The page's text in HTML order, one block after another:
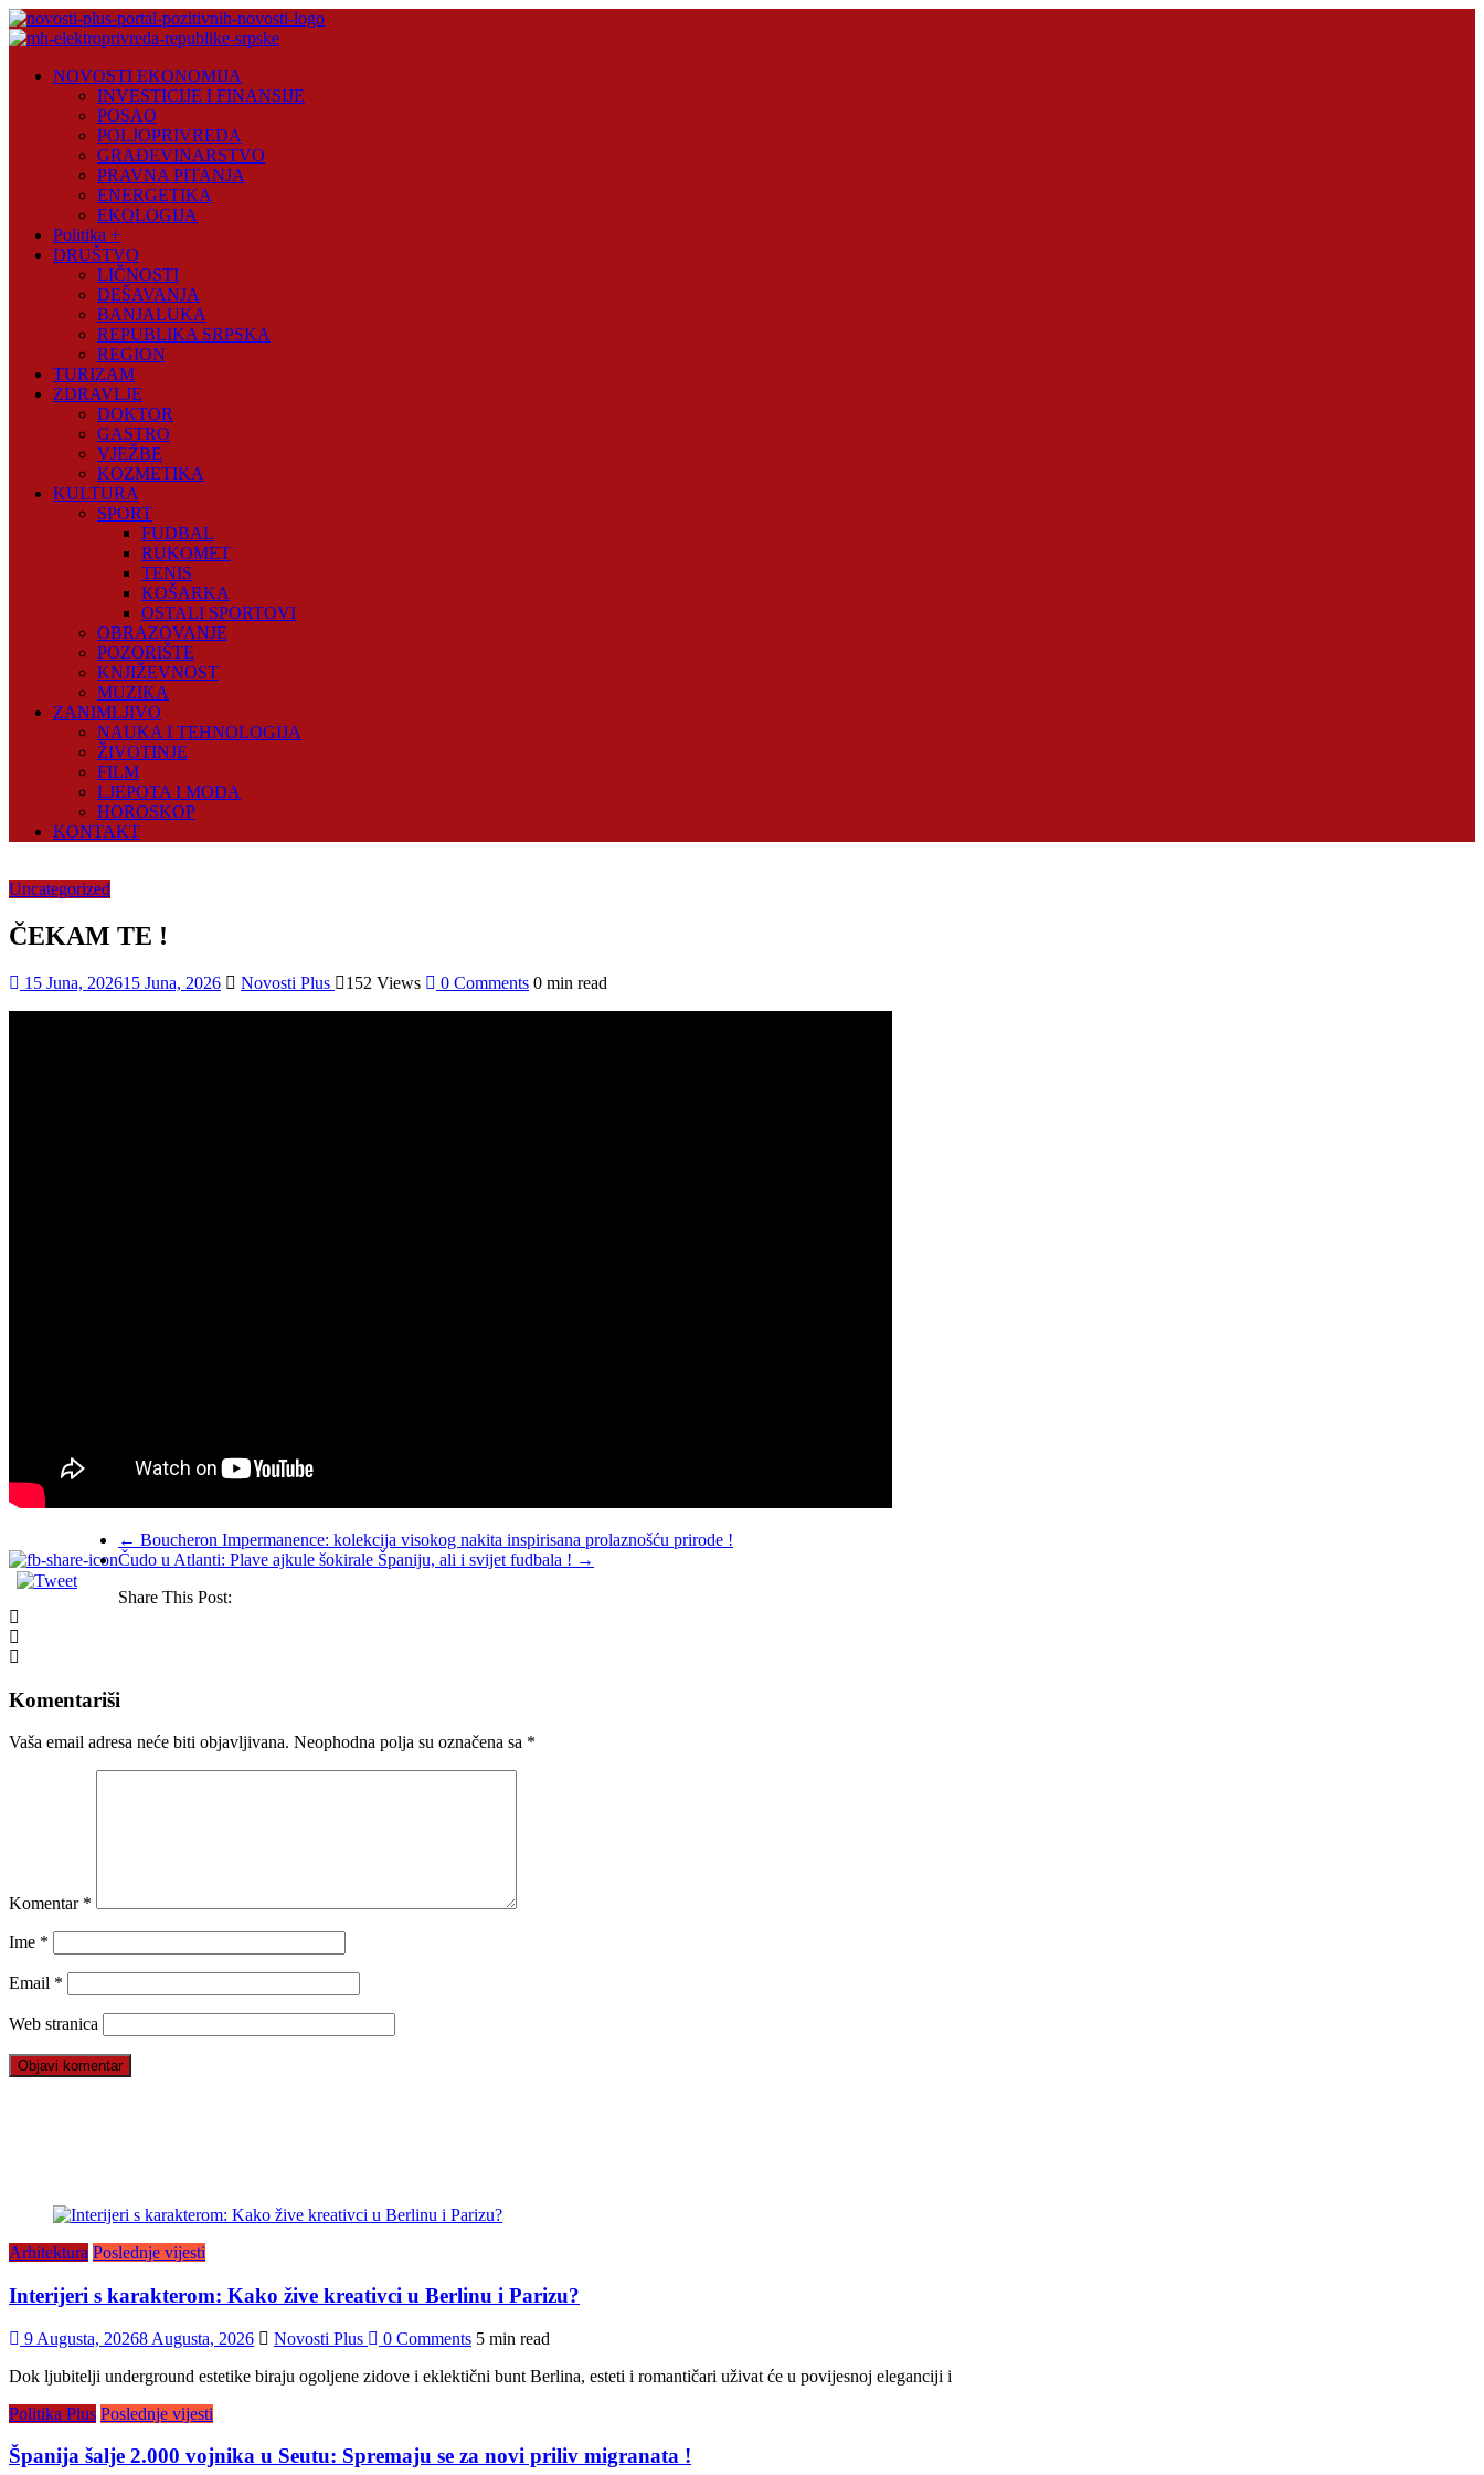
Skip
to
Plus
NOVOSTI EKONOMIJA
INVESTICIJE I FINANSIJE
POSAO
POLJOPRIVREDA
GRAĐEVINARSTVO
PRAVNA PITANJA
ENERGETIKA
EKOLOGIJA
Politika +
DRUŠTVO
LIČNOSTI
DEŠAVANJA
BANJALUKA
REPUBLIKA SRPSKA
REGION
TURIZAM
ZDRAVLJE
DOKTOR
GASTRO
VJEŽBE
KOZMETIKA
KULTURA
SPORT
FUDBAL
RUKOMET
TENIS
KOŠARKA
OSTALI SPORTOVI
OBRAZOVANJE
POZORIŠTE
KNJIŽEVNOST
MUZIKA
ZANIMLJIVO
NAUKA I TEHNOLOGIJA
ŽIVOTINJE
FILM
LJEPOTA I MODA
HOROSKOP
KONTAKT
Uncategorized
ČEKAM TE !
15 Juna, 202615 Juna, 2026 Novosti Plus 152 Views 0 Comments 0 min read
← Boucheron Impermanence: kolekcija visokog nakita inspirisana prolaznošću prirode !
Čudo u Atlanti: Plave ajkule šokirale Španiju, ali i svijet fudbala ! →
Share This Post:
Komentariši
Vaša email adresa neće biti objavljivana. Neophodna polja su označena sa *
Komentar *
Ime *
Email *
Web stranica
Arhitektura Poslednje vijesti
Interijeri s karakterom: Kako žive kreativci u Berlinu i Parizu?
9 Augusta, 20268 Augusta, 2026 Novosti Plus 0 Comments 5 min read
Dok ljubitelji underground estetike biraju ogoljene zidove i eklektični bunt Berlina, esteti i romantičari uživat će u povijesnoj eleganciji i
Politika Plus Poslednje vijesti
Španija šalje 2.000 vojnika u Seutu: Spremaju se za novi priliv migranata !